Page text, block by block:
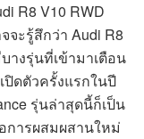
R8 V10 RWD
จะรู้สึกว่า Audi R8
างรุ่นที่เข้ามาเตือน
ปิดตัวครั้งแรกในปี
รุ่นล่าสุดนี้ก็เป็น
การผสมผสานใหม่